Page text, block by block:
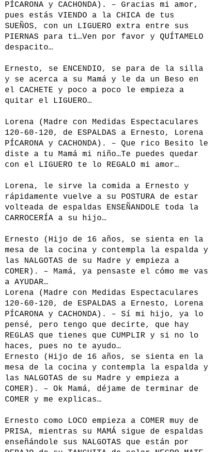
PÍCARONA y CACHONDA). – Gracias mi amor,
pues estás VIENDO a la CHICA de tus
SUEÑOS, con un LIGUERO extra entre sus
PIERNAS para ti…Ven por favor y QUÍTAMELO
despacito…
Ernesto, se ENCENDIO, se para de la silla
y se acerca a su Mamá y le da un Beso en
el CACHETE y poco a poco le empieza a
quitar el LIGUERO…
Lorena (Madre con Medidas Espectaculares
120-60-120, de ESPALDAS a Ernesto, Lorena
PÍCARONA y CACHONDA). – Que rico Besito le
diste a tu Mamá mi niño…Te puedes quedar
con el LIGUERO te lo REGALO mi amor…
Lorena, le sirve la comida a Ernesto y
rápidamente vuelve a su POSTURA de estar
volteada de espaldas ENSEÑANDOLE toda la
CARROCERÍA a su hijo…
Ernesto (Hijo de 16 años, se sienta en la
mesa de la cocina y contempla la espalda y
las NALGOTAS de su Madre y empieza a
COMER). – Mamá, ya pensaste el cómo me vas
a AYUDAR…
Lorena (Madre con Medidas Espectaculares
120-60-120, de ESPALDAS a Ernesto, Lorena
PÍCARONA y CACHONDA). – Sí mi hijo, ya lo
pensé, pero tengo que decirte, que hay
REGLAS que tienes que CUMPLIR y si no lo
haces, pues no te ayudo…
Ernesto (Hijo de 16 años, se sienta en la
mesa de la cocina y contempla la espalda y
las NALGOTAS de su Madre y empieza a
COMER). – Ok Mamá, déjame de terminar de
COMER y me explicas…
Ernesto como LOCO empieza a COMER muy de
PRISA, mientras su MAMÁ sigue de espaldas
enseñándole sus NALGOTAS que están por